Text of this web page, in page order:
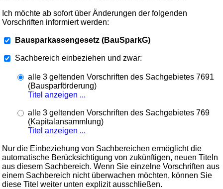
Ich möchte ab sofort über Änderungen der folgenden
Vorschriften informiert werden:
Bausparkassengesetz (BauSparkG)
Sachbereich einbeziehen und zwar:
alle 3 geltenden Vorschriften des Sachgebietes 7691
(Bausparförderung)
Titel anzeigen ...
alle 3 geltenden Vorschriften des Sachgebietes 769
(Kapitalansammlung)
Titel anzeigen ...
Nur die Einbeziehung von Sachbereichen ermöglicht die
automatische Berücksichtigung von zukünftigen, neuen Titeln
aus diesem Sachbereich. Wenn Sie einzelne Vorschriften aus
einem Sachbereich nicht überwachen möchten, können Sie
diese Titel weiter unten explizit ausschließen.